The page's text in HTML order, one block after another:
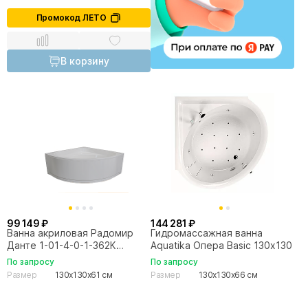
Промокод ЛЕТО
В корзину
99 149 ₽
Ванна акриловая Радомир
Данте 1-01-4-0-1-362К
130х130 белая, слив бронза
По запросу
Размер
130x130x61 см
144 281 ₽
Гидромассажная ванна
Aquatika Опера Basic 130х130
По запросу
Размер
130x130x66 см